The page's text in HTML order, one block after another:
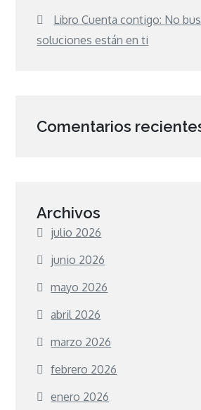
Libro Cuenta contigo: No
soluciones están en ti
Comentarios
Archivos
julio 2026
junio 2026
mayo 2026
abril 2026
marzo 2026
febrero 2026
enero 2026